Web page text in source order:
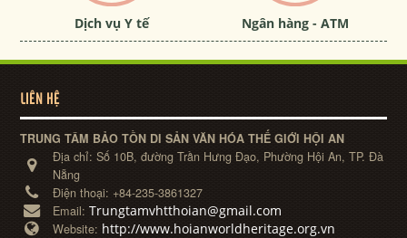
Dịch vụ Y tế Ngân hàng - ATM
LIÊN HỆ
TRUNG TÂM BẢO TỒN DI SẢN VĂN HÓA THẾ GIỚI HỘI AN
Địa chỉ:Số 10B, đường Trần Hưng Đạo, Phường Hội An, TP. Đà
Nẵng
Điện thoại: +84-235-3861327
Email:Trungtamvhtthoian@gmail.com
Website: http://www.hoianworldheritage.org.vn